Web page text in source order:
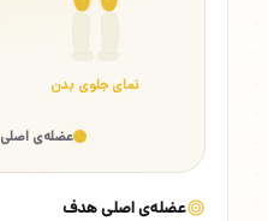
نمای جلوی بدن
عضله‌ی اصلی
عضله‌ی اصلی هدف